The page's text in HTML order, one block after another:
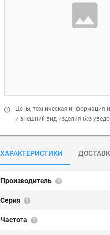
Цены, техническая информация
и внешний вид изделия без
ХАРАКТЕРИСТИКИ
Производитель
Серия
Частота